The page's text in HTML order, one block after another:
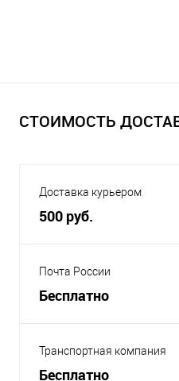
СТОИМОСТЬ
Доставка курьером
500 руб.
Почта России
Бесплатно
Транспортная компания
Бесплатно